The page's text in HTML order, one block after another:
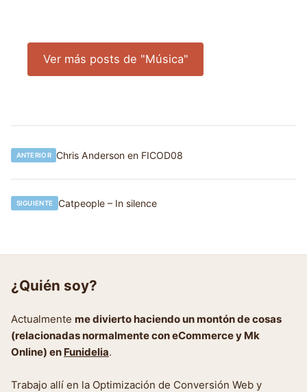
Ver más posts de "Música"
Navegación
ANTERIOR Chris Anderson en FICOD08
SIGUIENTE Catpeople – In silence
¿Quién soy?
Actualmente me divierto haciendo un montón de cosas
(relacionadas normalmente con eCommerce y Mk
Online) en Funidelia.
Trabajo allí en la Optimización de Conversión Web y